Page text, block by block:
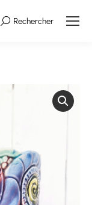
Search:Rechercher